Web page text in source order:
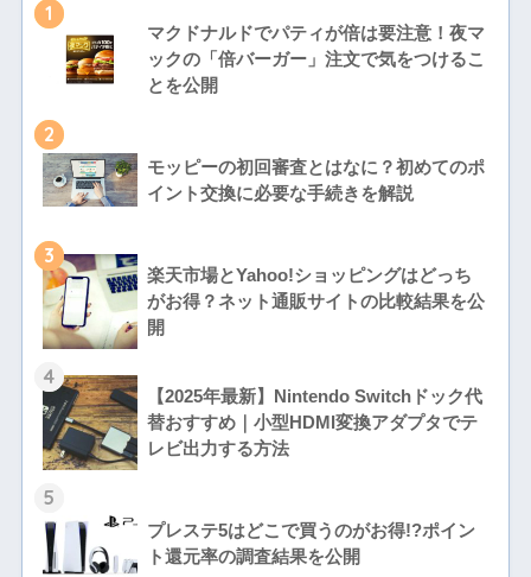
1
マクドナルドでパティが倍は要注意！夜マ
ックの「倍バーガー」注文で気をつけるこ
とを公開
2
モッピーの初回審査とはなに？初めてのポ
イント交換に必要な手続きを解説
3
楽天市場とYahoo!ショッピングはどっち
がお得？ネット通販サイトの比較結果を公
開
4
【2025年最新】Nintendo Switchドック代
替おすすめ｜小型HDMI変換アダプタでテ
レビ出力する方法
5
プレステ5はどこで買うのがお得!?ポイン
ト還元率の調査結果を公開